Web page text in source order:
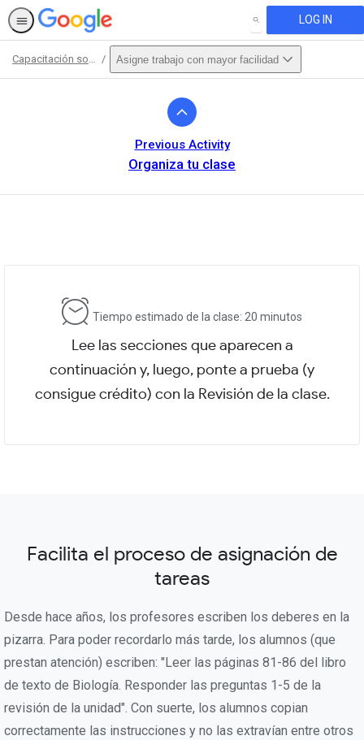
SEARCH LOG IN
Capacitación sobre aspectos básicos Asigne trabajo con mayor facilidad
Previous Activity
Organiza tu clase
Tiempo estimado de la clase: 20 minutos
Lee las secciones que aparecen a
continuación y, luego, ponte a prueba (y
consigue crédito) con la Revisión de la clase.
Facilita el proceso de asignación de
tareas
Desde hace años, los profesores escriben los deberes en la
pizarra. Para poder recordarlo más tarde, los alumnos (que
prestan atención) escriben: "Leer las páginas 81-86 del libro
de texto de Biología. Responder las preguntas 1-5 de la
revisión de la unidad". Con suerte, los alumnos copian
correctamente las instrucciones y no las extravían entre otros